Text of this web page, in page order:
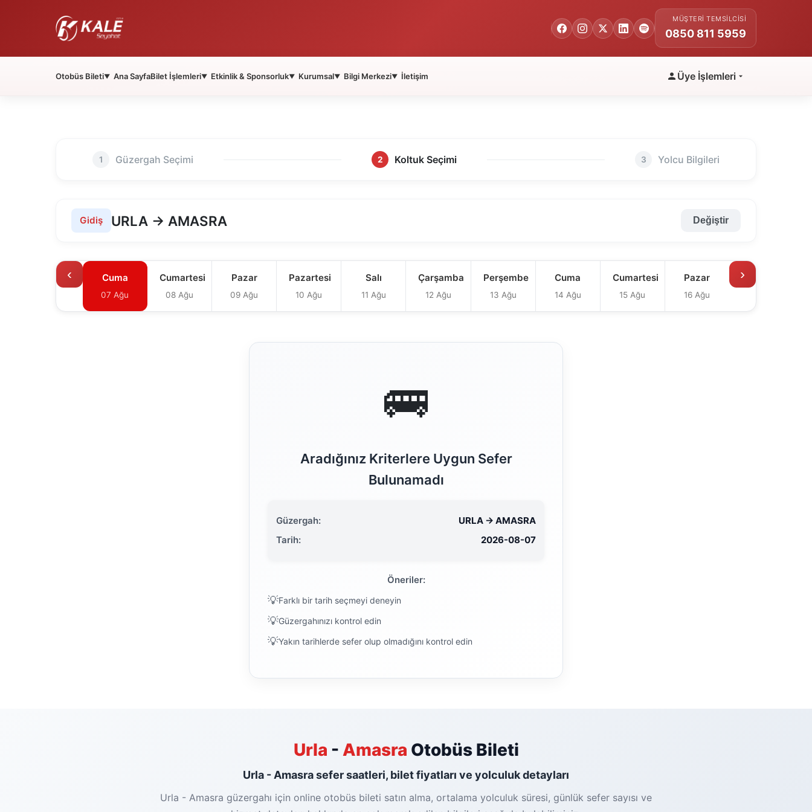
MÜŞTERI TEMSILCISI
0850 811 5959
Otobüs Bileti▼ Ana SayfaBilet İşlemleri▼ Etkinlik & Sponsorluk▼ Kurumsal▼ Bilgi Merkezi▼ İletişim Üye İşlemleri
1 Güzergah Seçimi 2 Koltuk Seçimi 3 Yolcu Bilgileri
Gidiş URLA → AMASRA Değiştir
‹ Cuma
07 Ağu
Cumartesi
08 Ağu
Pazar
09 Ağu
Pazartesi
10 Ağu
Salı
11 Ağu
Çarşamba
12 Ağu
Perşembe
13 Ağu
Cuma
14 Ağu
Cumartesi
15 Ağu
Pazar
16 Ağu
›
🚌
Aradığınız Kriterlere Uygun Sefer
Bulunamadı
Güzergah:
URLA → AMASRA
Tarih:
2026-08-07
Öneriler:
Farklı bir tarih seçmeyi deneyin
Güzergahınızı kontrol edin
Yakın tarihlerde sefer olup olmadığını kontrol edin
Urla - Amasra Otobüs Bileti
Urla - Amasra sefer saatleri, bilet fiyatları ve yolculuk detayları
Urla - Amasra güzergahı için online otobüs bileti satın alma, ortalama yolculuk süresi, günlük sefer sayısı ve